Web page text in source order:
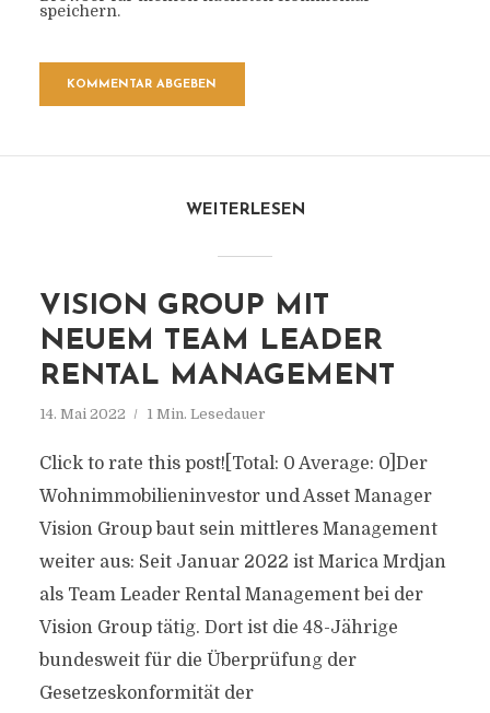
speichern.
WEITERLESEN
VISION GROUP MIT
NEUEM TEAM LEADER
RENTAL MANAGEMENT
14. Mai 2022 1 Min. Lesedauer
Click to rate this post![Total: 0 Average: 0]Der
Wohnimmobilieninvestor und Asset Manager
Vision Group baut sein mittleres Management
weiter aus: Seit Januar 2022 ist Marica Mrdjan
als Team Leader Rental Management bei der
Vision Group tätig. Dort ist die 48-Jährige
bundesweit für die Überprüfung der
Gesetzeskonformität der